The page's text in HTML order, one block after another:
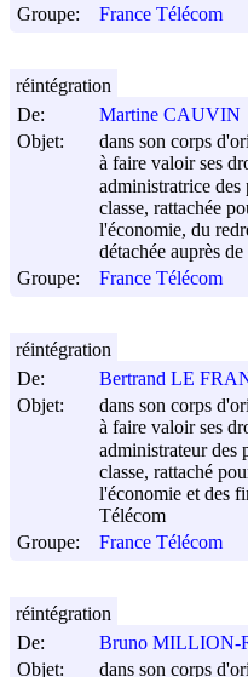
Groupe:
France Télécom
De:
Martine CAUVIN
Objet:
dans son corps
à faire valoir ses
administratrice des
classe, rattachée
l'économie, du
détachée auprès
Groupe:
France Télécom
réintégration
De:
Bertrand LE
Objet:
dans son corps
à faire valoir ses
administrateur des
classe, rattaché
l'économie et des
Télécom
Groupe:
France Télécom
réintégration
De:
Bruno MILLION-
Objet:
dans son corps
réintégration